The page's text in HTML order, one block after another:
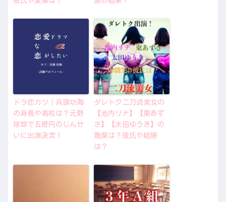
ドラ恋カツ｜兵頭功海
の身長や高校は？元野
球部で五億円のじんせ
いに出演決定！
ダレトク二刀流美女の
【池内リナ】【東あず
さ】【太田ゆうき】の
職業は？彼氏や結婚
は？